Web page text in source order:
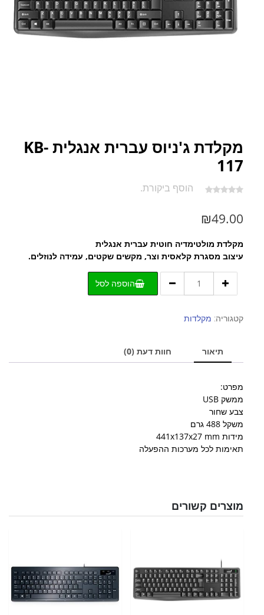
מקלדת ג'ניוס עברית אנגלית KB-
117
הוסף ביקורת.
₪49.00
מקלדת מולטימדיה חוטית עברית אנגלית
עיצוב מסגרת קלאסית וצר, מקשים שקטים, עמידה לנוזלים.
ג'ניוס
117
הוספה לסל
קטגוריה: מקלדות
תיאור חוות דעת (0)
מפרט:
ממשק USB
צבע שחור
משקל 488 גרם
מידות 441x137x27 mm
תאימות לכל מערכות ההפעלה
מוצרים קשורים